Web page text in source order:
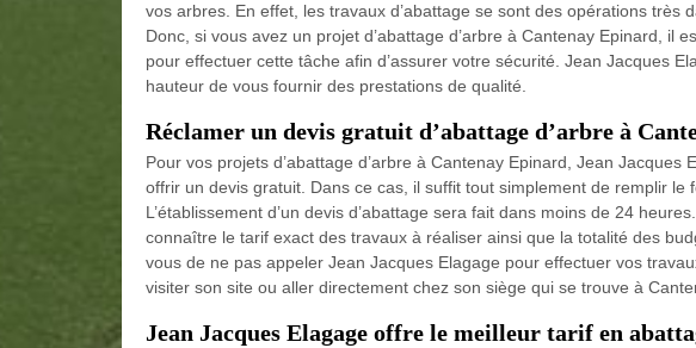
vos arbres. En effet, les travaux d’abattage se sont des opérations très
Donc, si vous avez un projet d’abattage d’arbre à Cantenay Epinard, il
pour effectuer cette tâche afin d’assurer votre sécurité. Jean Jacques
hauteur de vous fournir des prestations de qualité.
Réclamer un devis gratuit d’abattage d’arbre à
Pour vos projets d’abattage d’arbre à Cantenay Epinard, Jean
offrir un devis gratuit. Dans ce cas, il suffit tout simplement de remplir le
L’établissement d’un devis d’abattage sera fait dans moins de 24
connaître le tarif exact des travaux à réaliser ainsi que la totalité des
vous de ne pas appeler Jean Jacques Elagage pour effectuer vos
visiter son site ou aller directement chez son siège qui se trouve à
Jean Jacques Elagage offre le meilleur tarif en